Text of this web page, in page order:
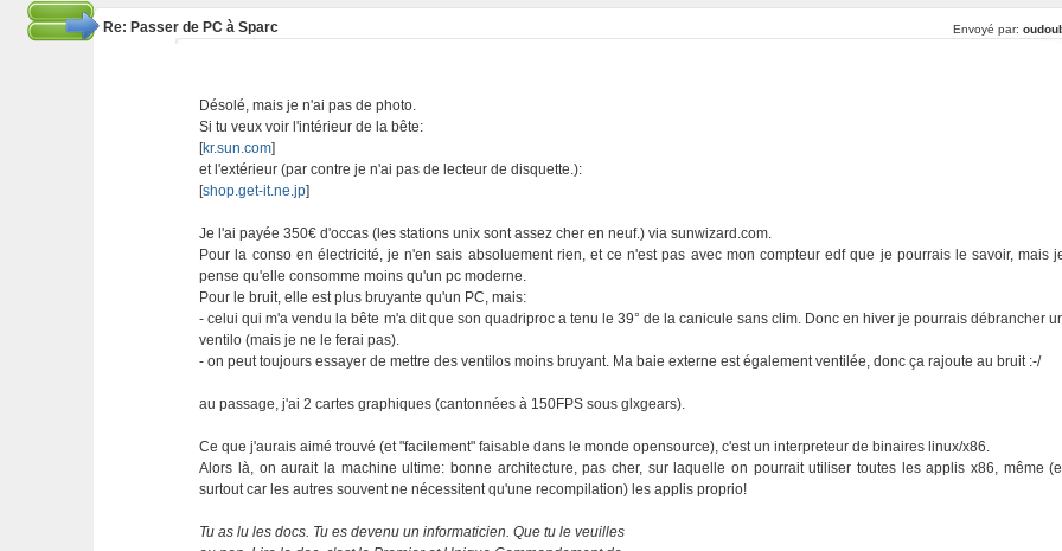
Re: Passer de PC à Sparc Envoyé par:
Désolé, mais je n'ai pas de photo.
Si tu veux voir l'intérieur de la bête:
[kr.sun.com]
et l'extérieur (par contre je n'ai pas de lecteur de disquette.):
[shop.get-it.ne.jp]
Je l'ai payée 350€ d'occas (les stations unix sont assez cher en neuf.) via sunwizard.com.
Pour la conso en électricité, je n'en sais absoluement rien, et ce n'est pas avec mon compteur edf que je pourrais le savoir, mais
pense qu'elle consomme moins qu'un pc moderne.
Pour le bruit, elle est plus bruyante qu'un PC, mais:
- celui qui m'a vendu la bête m'a dit que son quadriproc a tenu le 39° de la canicule sans clim. Donc en hiver je pourrais débrancher
ventilo (mais je ne le ferai pas).
- on peut toujours essayer de mettre des ventilos moins bruyant. Ma baie externe est également ventilée, donc ça rajoute au bruit :-/
au passage, j'ai 2 cartes graphiques (cantonnées à 150FPS sous glxgears).
Ce que j'aurais aimé trouvé (et "facilement" faisable dans le monde opensource), c'est un interpreteur de binaires linux/x86.
Alors là, on aurait la machine ultime: bonne architecture, pas cher, sur laquelle on pourrait utiliser toutes les applis x86, même
surtout car les autres souvent ne nécessitent qu'une recompilation) les applis proprio!
Tu as lu les docs. Tu es devenu un informaticien. Que tu le veuilles